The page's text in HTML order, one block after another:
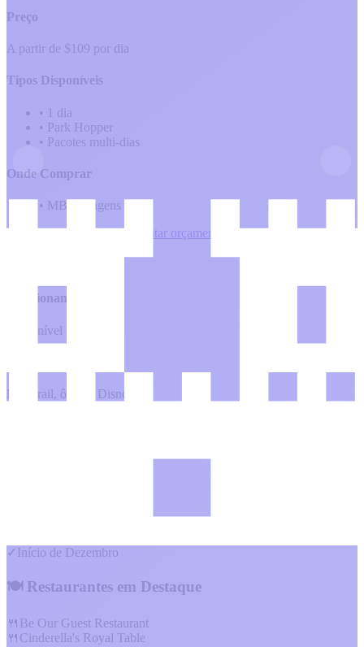
Preço
A partir de $109 por dia
Tipos Disponíveis
• 1 dia
• Park Hopper
• Pacotes multi-dias
Onde Comprar
• MBC Viagens
Calcular minha viagem Solicitar orçamento
Estacionamento
Disponível ($30/dia)
Monorail, ônibus Disney
✓ Início de Dezembro
🍽️ Restaurantes em Destaque
🍴 Be Our Guest Restaurant
🍴 Cinderella's Royal Table